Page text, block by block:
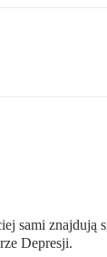
sami
Depresji.